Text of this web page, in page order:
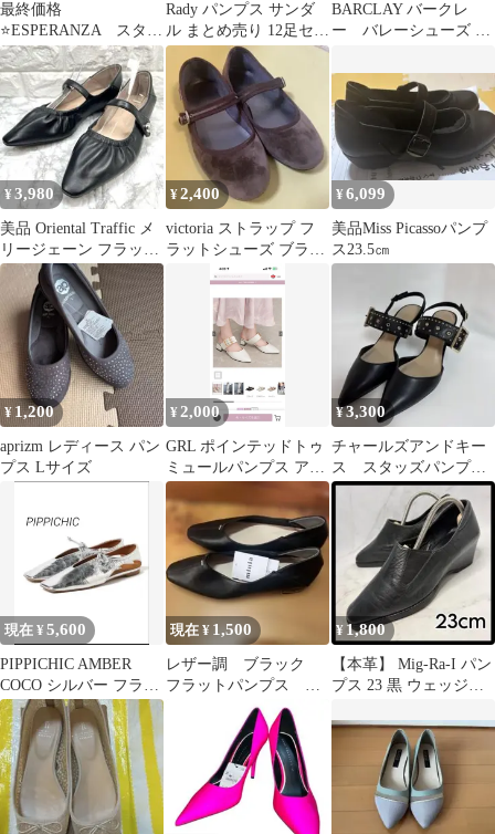
最終価格
⭐️ESPERANZA スタッ
ズサンダル ブラッ
ク Ｓサイズ
Rady パンプス サンダ
ル まとめ売り 12足セッ
ト
BARCLAY バークレ
ー バレーシューズ フ
ク/24
¥3,980
美品 Oriental Traffic メ
リージェーン フラット
ビジュー 黒
¥2,400
victoria ストラップ フ
ラットシューズ ブラウ
¥6,099
美品Miss Picassoパンプ
ス23.5㎝
¥ 1,200
aprizm レディース パン
プス Lサイズ
¥ 2,000
GRL ポインテッドトゥ
ミュールパンプス アイ
ボリー 24.5cm
¥3,300
チャールズアンドキー
ス スタッズパンプス
ブラック
現在 ¥ 5,600
PIPPICHIC AMBER
COCO シルバー フラッ
トシューズ25㎝箱あり
現在 ¥ 1,500
レザー調 ブラック
フラットパンプス
¥ 1,800
【本革】 Mig-Ra-I パン
プス 23 黒 ウェッジソ